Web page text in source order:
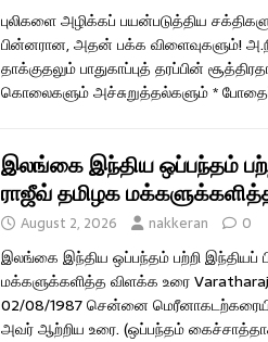
புலிகளை அழிக்கப் பயன்படுத்திய
பின்னரான, அதன் பக்க விளைவுகளும்!
தாக்குதலும் பாதுகாப்புத் தரப்பின்
கொலைகளும் அச்சுறுத்தல்களும் *
இலங்கை இந்திய ஒப்பந்தம்
ராஜீவ் தமிழக
August 2, 2026 nakkeran 0
இலங்கை இந்திய ஒப்பந்தம் பற்றி இந்தியப்
மக்களுக்களித்த விளக்க உரை
02/08/1987 சென்னை
அவர் ஆற்றிய உரை. (ஒப்பந்தம்